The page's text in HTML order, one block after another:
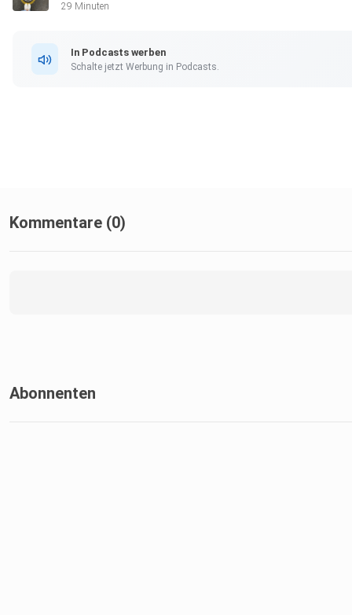
29 Minuten
In Podcasts werben
Schalte jetzt Werbung in Podcasts.
Kommentare (0)
Abonnenten